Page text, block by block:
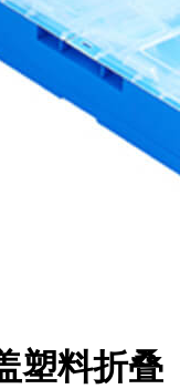
塑料折叠